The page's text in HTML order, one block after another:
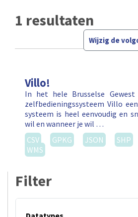
1 resultaten
Wijzig de
Villo!
In het hele Brusselse
zelfbedieningssysteem Villo
systeem is heel eenvoudig en
wil en wanneer je wil …
CSV
GPKG JSON SHP
WMS
Filter